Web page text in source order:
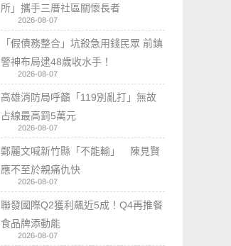
所」攜手三厝社區關懷長者
2026-08-07
「假債務整合」坑殺急用錢民眾 前鎮
警神布局逮48歲收水手！
2026-08-07
高雄消防局呼籲「119別亂打」無故
占線最高罰5萬元
2026-08-07
鄭麗文喊新竹縣「不能輸」 陳見賢
應不至於親痛仇快
2026-08-07
聯發國際Q2獲利飆近5成！Q4再推餐
食品牌添動能
2026-08-07